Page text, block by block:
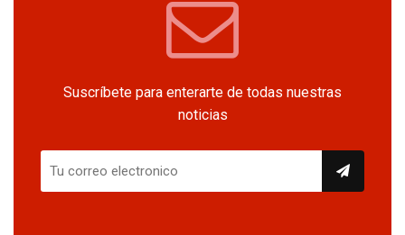
Suscríbete para enterarte de todas nuestras
noticias